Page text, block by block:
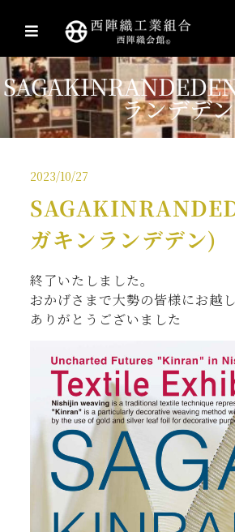
ランデデ
2023/10/27
ガキンランデデン)
終了いたしました。
おかげさまで大勢の皆様にお越
ありがとうございました